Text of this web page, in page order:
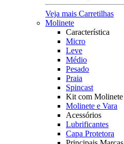
Veja mais Carretilhas
Molinete
Característica
Micro
Leve
Médio
Pesado
Praia
Spincast
Kit com Molinete
Molinete e Vara
Acessórios
Lubrificantes
Capa Protetora